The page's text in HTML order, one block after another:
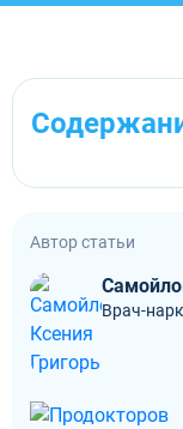
Автор статьи
Врач-